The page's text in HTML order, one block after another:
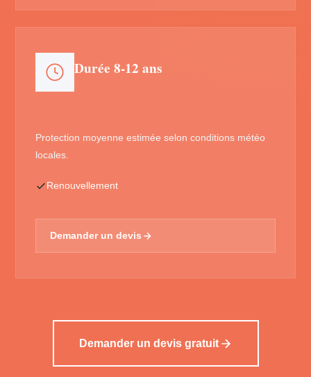
Durée 8-12 ans
Protection moyenne estimée selon conditions météo
locales.
Renouvellement
Demander un devis
Demander un devis gratuit